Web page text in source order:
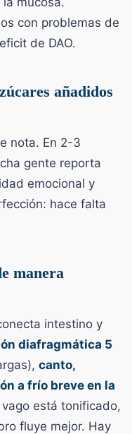
con problemas de
de DAO.
añadidos
nota. En 2-3
gente reporta
emocional y
hace falta
manera
intestino y
diafragmática 5
canto,
a frío breve en la
está tonificado,
fluye mejor. Hay